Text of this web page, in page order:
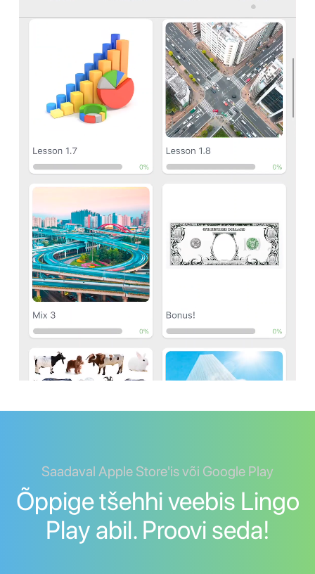
Saadaval Apple Store'is või Google Play
Õppige tšehhi veebis Lingo
Play abil. Proovi seda!